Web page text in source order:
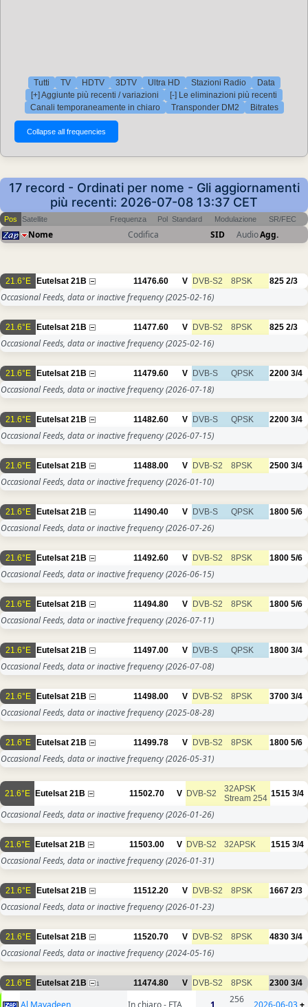
Tutti TV HDTV 3DTV Ultra HD Stazioni Radio
Data
[+] Aggiunte più recenti / variazioni
[-] Le eliminazioni più recenti
Canali temporaneamente in chiaro
Transponder DM2 Bitrates
17 record - Ordinati per nome - Gli aggiornamenti
più recenti: 2026-07-08 13:37 CET
Pos Satellite Frequenza Pol Standard Modulazione SR/FEC
Nome Codifica SID AudioAgg.
21.6°E Eutelsat 21B 11476.60 V DVB-S2 8PSK 825 2/3
Occasional Feeds, data or inactive frequency(2025-02-16)
21.6°E Eutelsat 21B 11477.60 V DVB-S2 8PSK 825 2/3
Occasional Feeds, data or inactive frequency(2025-02-16)
21.6°E Eutelsat 21B 11479.60 V DVB-S QPSK 2200 3/4
Occasional Feeds, data or inactive frequency(2026-07-18)
21.6°E Eutelsat 21B 11482.60 V DVB-S QPSK 2200 3/4
Occasional Feeds, data or inactive frequency(2026-07-15)
21.6°E Eutelsat 21B 11488.00 V DVB-S2 8PSK 2500 3/4
Occasional Feeds, data or inactive frequency(2026-01-10)
21.6°E Eutelsat 21B 11490.40 V DVB-S QPSK 1800 5/6
Occasional Feeds, data or inactive frequency(2026-07-26)
21.6°E Eutelsat 21B 11492.60 V DVB-S2 8PSK 1800 5/6
Occasional Feeds, data or inactive frequency(2026-06-15)
21.6°E Eutelsat 21B 11494.80 V DVB-S2 8PSK 1800 5/6
Occasional Feeds, data or inactive frequency(2026-07-11)
21.6°E Eutelsat 21B 11497.00 V DVB-S QPSK 1800 3/4
Occasional Feeds, data or inactive frequency(2026-07-08)
21.6°E Eutelsat 21B 11498.00 V DVB-S2 8PSK 3700 3/4
Occasional Feeds, data or inactive frequency(2025-08-28)
21.6°E Eutelsat 21B 11499.78 V DVB-S2 8PSK 1800 5/6
Occasional Feeds, data or inactive frequency(2026-05-31)
21.6°E Eutelsat 21B 11502.70 V DVB-S2
32APSK
Stream 254 1515 3/4
Occasional Feeds, data or inactive frequency(2026-01-26)
21.6°E Eutelsat 21B 11503.00 V DVB-S2 32APSK 1515 3/4
Occasional Feeds, data or inactive frequency(2026-01-31)
21.6°E Eutelsat 21B 11512.20 V DVB-S2 8PSK 1667 2/3
Occasional Feeds, data or inactive frequency(2026-01-23)
21.6°E Eutelsat 21B 11520.70 V DVB-S2 8PSK 4830 3/4
Occasional Feeds, data or inactive frequency(2024-05-16)
21.6°E Eutelsat 21B 1 11474.80 V DVB-S2 8PSK 2300 3/4
Al Mayadeen In chiaro - FTA 1
256
2026-06-03+